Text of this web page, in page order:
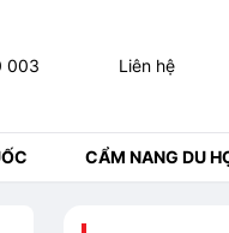
003 Liên hệ
CẨM NANG DU